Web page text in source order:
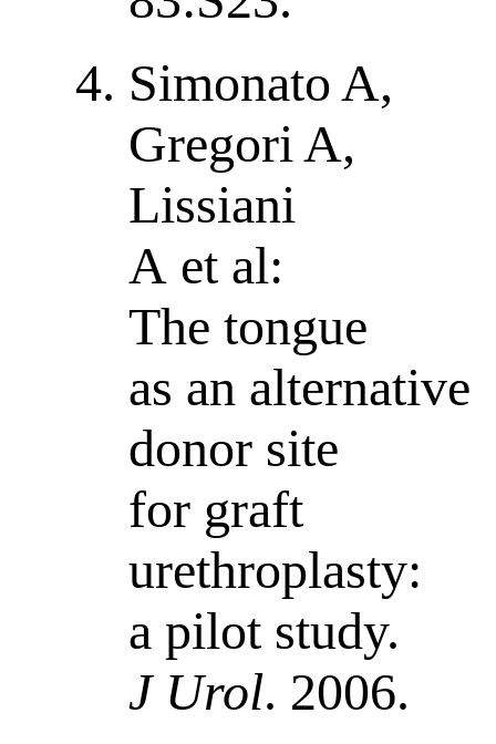
Simonato A,
Gregori A,
Lissiani
A et al:
The tongue
as an alternative
donor site
for graft
urethroplasty:
a pilot study.
J Urol. 2006.